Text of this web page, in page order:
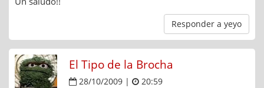
Responder a yeyo
El Tipo de la Brocha
28/10/2009 | 20:59